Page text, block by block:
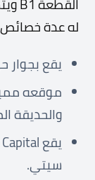
له عدة
يقع بجوار
موقعه
والحديقة
سيتي.